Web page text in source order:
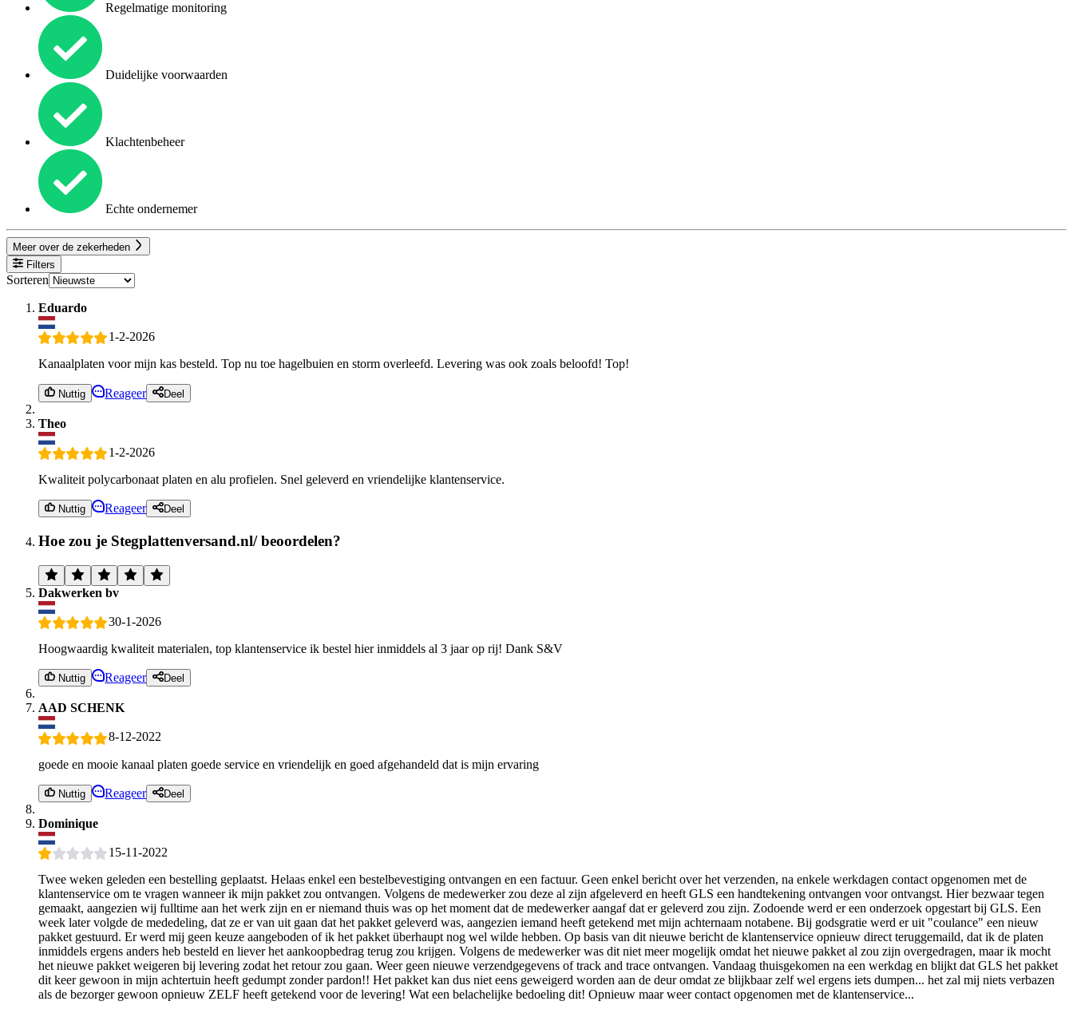
Regelmatige monitoring
Duidelijke voorwaarden
Klachtenbeheer
Echte ondernemer
Meer over de zekerheden
Filters
Sorteren
Eduardo
1-2-2026
Kanaalplaten voor mijn kas besteld. Top nu toe hagelbuien en storm overleefd. Levering was ook zoals beloofd! Top!
Nuttig Reageer Deel
Theo
1-2-2026
Kwaliteit polycarbonaat platen en alu profielen. Snel geleverd en vriendelijke klantenservice.
Nuttig Reageer Deel
Hoe zou je Stegplattenversand.nl/ beoordelen?
Dakwerken bv
30-1-2026
Hoogwaardig kwaliteit materialen, top klantenservice ik bestel hier inmiddels al 3 jaar op rij! Dank S&V
Nuttig Reageer Deel
AAD SCHENK
8-12-2022
goede en mooie kanaal platen goede service en vriendelijk en goed afgehandeld dat is mijn ervaring
Nuttig Reageer Deel
Dominique
15-11-2022
Twee weken geleden een bestelling geplaatst. Helaas enkel een bestelbevestiging ontvangen en een factuur. Geen enkel bericht over het verzenden, na enkele werkdagen contact opgenomen met de
klantenservice om te vragen wanneer ik mijn pakket zou ontvangen. Volgens de medewerker zou deze al zijn afgeleverd en heeft GLS een handtekening ontvangen voor ontvangst. Hier bezwaar tegen
gemaakt, aangezien wij fulltime aan het werk zijn en er niemand thuis was op het moment dat de medewerker aangaf dat er geleverd zou zijn. Zodoende werd er een onderzoek opgestart bij GLS. Een
week later volgde de mededeling, dat ze er van uit gaan dat het pakket geleverd was, aangezien iemand heeft getekend met mijn achternaam notabene. Bij godsgratie werd er uit "coulance" een nieuw
pakket gestuurd. Er werd mij geen keuze aangeboden of ik het pakket überhaupt nog wel wilde hebben. Op basis van dit nieuwe bericht de klantenservice opnieuw direct teruggemaild, dat ik de platen
inmiddels ergens anders heb besteld en liever het aankoopbedrag terug zou krijgen. Volgens de medewerker was dit niet meer mogelijk omdat het nieuwe pakket al zou zijn overgedragen, maar ik mocht
het nieuwe pakket weigeren bij levering zodat het retour zou gaan. Weer geen nieuwe verzendgegevens of track and trace ontvangen. Vandaag thuisgekomen na een werkdag en blijkt dat GLS het pakket
dit keer gewoon in mijn achtertuin heeft gedumpt zonder pardon!! Het pakket kan dus niet eens geweigerd worden aan de deur omdat ze blijkbaar zelf wel ergens iets dumpen... het zal mij niets verbazen
als de bezorger gewoon opnieuw ZELF heeft getekend voor de levering! Wat een belachelijke bedoeling dit! Opnieuw maar weer contact opgenomen met de klantenservice...